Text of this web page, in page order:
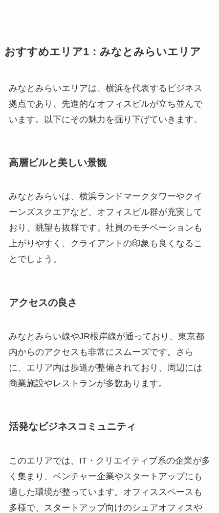
おすすめエリア1：みなとみらいエリア
みなとみらいエリアは、横浜を代表するビジネス
拠点であり、先進的なオフィスビルが立ち並んで
います。以下にその魅力を掘り下げていきます。
高層ビルと美しい景観
みなとみらいは、横浜ランドマークタワーやクイ
ーンズスクエアなど、オフィスビル群が充実して
おり、眺望も抜群です。社員のモチベーションも
上がりやすく、クライアントの印象も良くなるこ
とでしょう。
アクセスの良さ
みなとみらい線やJR根岸線が通っており、東京都
内からのアクセスも非常にスムーズです。さら
に、エリア内は歩道が整備されており、周辺には
商業施設やレストランが多数あります。
活発なビジネスコミュニティ
このエリアでは、IT・クリエイティブ系の企業が多
く集まり、ベンチャー企業やスタートアップにも
適した環境が整っています。オフィススペースも
多様で、スタートアップ向けのシェアオフィスや